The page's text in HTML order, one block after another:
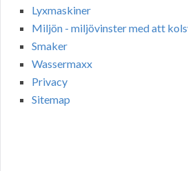
Lyxmaskiner
Miljön - miljövinster med att
Smaker
Wassermaxx
Privacy
Sitemap